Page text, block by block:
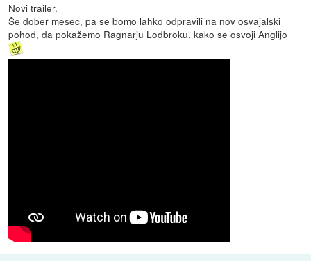
Novi trailer.
Še dober mesec, pa se bomo lahko odpravili na nov osvajalski
pohod, da pokažemo Ragnarju Lodbroku, kako se osvoji Anglijo